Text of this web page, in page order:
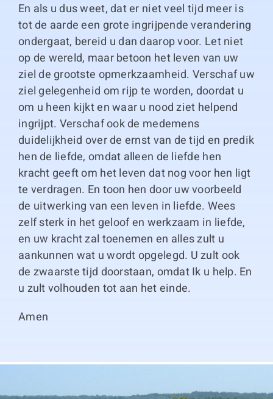
En als u dus weet, dat er niet veel tijd meer is
tot de aarde een grote ingrijpende verandering
ondergaat, bereid u dan daarop voor. Let niet
op de wereld, maar betoon het leven van uw
ziel de grootste opmerkzaamheid. Verschaf uw
ziel gelegenheid om rijp te worden, doordat u
om u heen kijkt en waar u nood ziet helpend
ingrijpt. Verschaf ook de medemens
duidelijkheid over de ernst van de tijd en predik
hen de liefde, omdat alleen de liefde hen
kracht geeft om het leven dat nog voor hen ligt
te verdragen. En toon hen door uw voorbeeld
de uitwerking van een leven in liefde. Wees
zelf sterk in het geloof en werkzaam in liefde,
en uw kracht zal toenemen en alles zult u
aankunnen wat u wordt opgelegd. U zult ook
de zwaarste tijd doorstaan, omdat Ik u help. En
u zult volhouden tot aan het einde.
Amen